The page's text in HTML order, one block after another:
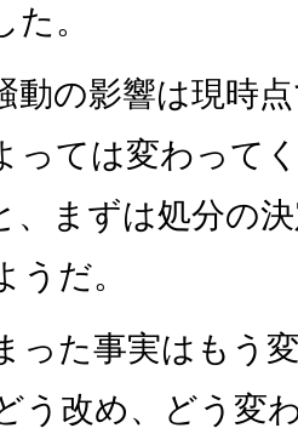
。
の影響は現時
っては変わって
、まずは処分の
うだ。
た事実はもう
う改め、どう変